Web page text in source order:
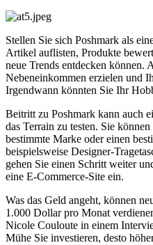
Stellen Sie sich Poshmark als
Artikel auflisten, Produkte
neue Trends entdecken können.
Nebeneinkommen erzielen und
Irgendwann könnten Sie Ihr
Beitritt zu Poshmark kann auch
das Terrain zu testen. Sie
bestimmte Marke oder einen
beispielsweise Designer-
gehen Sie einen Schritt weiter
eine E-Commerce-Site ein.
Was das Geld angeht, können
1.000 Dollar pro Monat
Nicole Couloute in einem
Mühe Sie investieren, desto